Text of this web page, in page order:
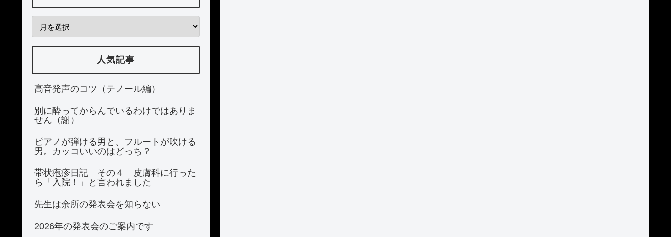
人気記事
高音発声のコツ（テノール編）
別に酔ってからんでいるわけではありま
せん（謝）
ピアノが弾ける男と、フルートが吹ける
男。カッコいいのはどっち？
帯状疱疹日記 その４ 皮膚科に行った
ら「入院！」と言われました
先生は余所の発表会を知らない
2026年の発表会のご案内です